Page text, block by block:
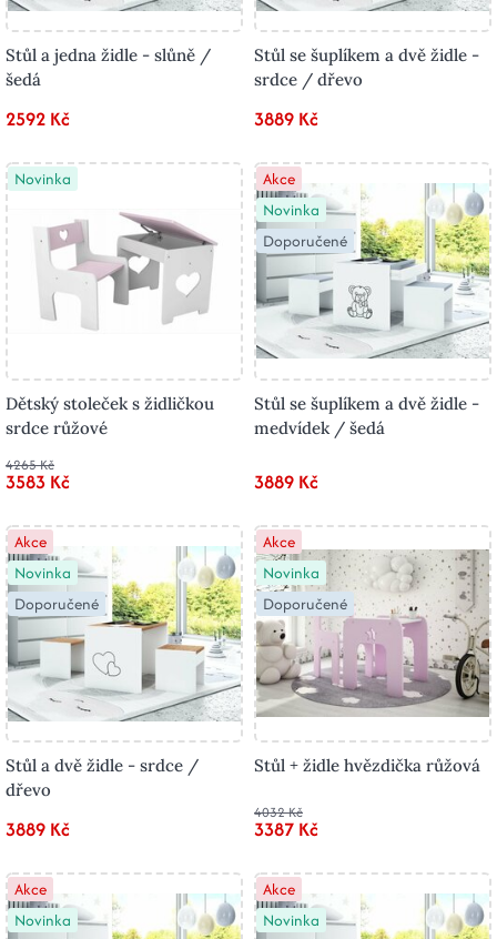
Stůl a jedna židle - slůně /
šedá
2592 Kč
Stůl se šuplíkem a dvě židle -
srdce / dřevo
3889 Kč
Novinka
Dětský stoleček s židličkou
srdce růžové
4265 Kč
3583 Kč
Akce
Novinka
Doporučené
Stůl se šuplíkem a dvě židle -
medvídek / šedá
3889 Kč
Akce
Novinka
Doporučené
Stůl a dvě židle - srdce /
dřevo
3889 Kč
Akce
Novinka
Doporučené
Stůl + židle hvězdička růžová
4032 Kč
3387 Kč
Akce
Novinka
Akce
Novinka